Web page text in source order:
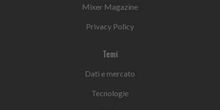
Mixer Magazine
Privacy Policy
Temi
Dati e mercato
Tecnologie